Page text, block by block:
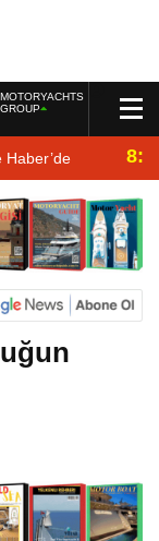
MOTORYACHTS
GROUP
Haber’de